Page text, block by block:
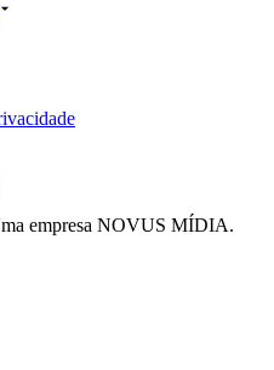
empresa NOVUS MÍDIA.